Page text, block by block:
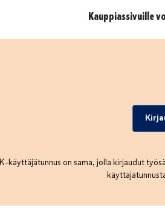
Kauppiassivuille
K-käyttäjätunnus on sama, jolla kirjaudut